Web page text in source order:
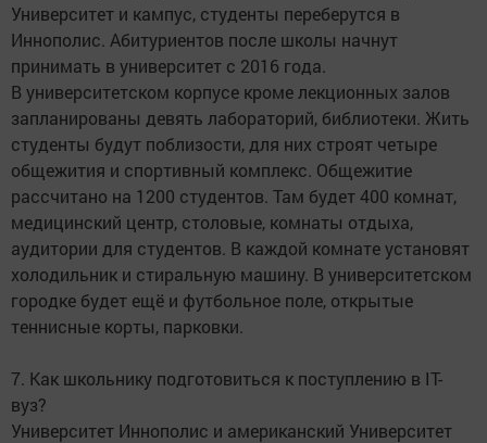
Университет и кампус, студенты переберутся в
Иннополис. Абитуриентов после школы начнут
принимать в университет с 2016 года.
В университетском корпусе кроме лекционных залов
запланированы девять лабораторий, библиотеки. Жить
студенты будут поблизости, для них строят четыре
общежития и спортивный комплекс. Общежитие
рассчитано на 1200 студентов. Там будет 400 комнат,
медицинский центр, столовые, комнаты отдыха,
аудитории для студентов. В каждой комнате установят
холодильник и стиральную машину. В университетском
городке будет ещё и футбольное поле, открытые
теннисные корты, парковки.
7. Как школьнику подготовиться к поступлению в IT-
вуз?
Университет Иннополис и американский Университет